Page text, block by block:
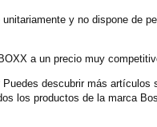
y no dispone de
a un precio muy
descubrir más artículos
los productos de la marca